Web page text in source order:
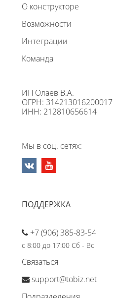
О конструкторе
Возможности
Интеграции
Команда
ИП Олаев В.А.
ОГРН: 314213016200017
ИНН: 212810656614
Мы в соц. сетях:
ПОДДЕРЖКА
+7 (906) 385-83-54
с 8:00 до 17:00 Сб - Вс
Связаться
support@tobiz.net